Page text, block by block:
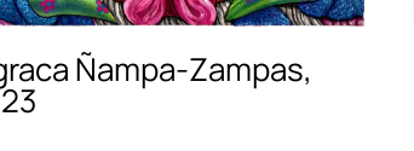
Ñampa-Zampas,